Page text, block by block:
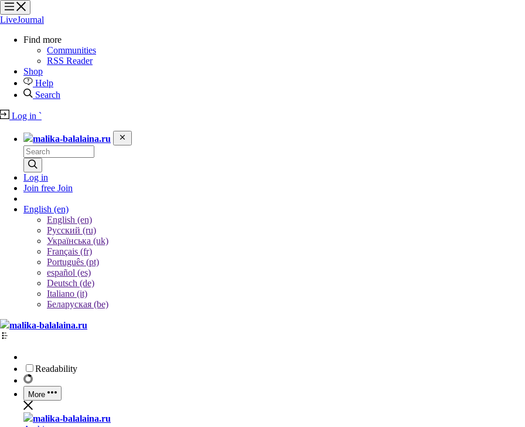
?
?
?
?
LiveJournal
Find more
Communities
RSS Reader
Shop
Help
Search
Log in `
malika-balalaina.ru
Log in
Join free Join
English (en)
English (en)
Русский (ru)
Українська (uk)
Français (fr)
Português (pt)
español (es)
Deutsch (de)
Italiano (it)
Беларуская (be)
malika-balalaina.ru
Readability
More
malika-balalaina.ru